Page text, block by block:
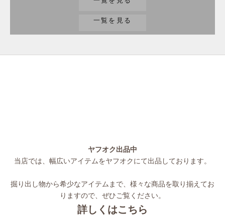
その他
一覧を見る
ヤフオク出品中
当店では、幅広いアイテムをヤフオクにて出品しております。
掘り出し物から希少なアイテムまで、様々な商品を取り揃えてお
りますので、ぜひご覧ください。
詳しくはこちら